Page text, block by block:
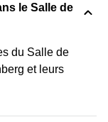
le Salle de
du Salle de
et leurs